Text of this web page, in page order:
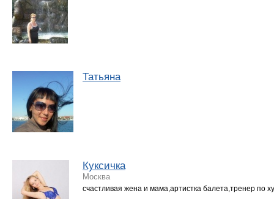
Татьяна
Куксичка
Москва
счастливая жена и мама,артистка балета,тренер по